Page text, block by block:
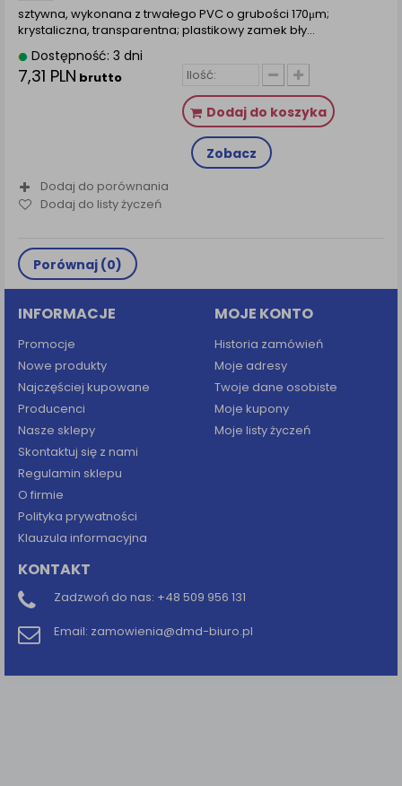
sztywna, wykonana z trwałego PVC o grubości 170μm;
krystaliczna, transparentna; plastikowy zamek bły...
Dostępność: 3 dni
7,31 PLN brutto
Dodaj do koszyka
Zobacz
Dodaj do porównania
Dodaj do listy życzeń
Porównaj (0)
INFORMACJE
Promocje
Nowe produkty
Najczęściej kupowane
Producenci
Nasze sklepy
Skontaktuj się z nami
Regulamin sklepu
O firmie
Polityka prywatności
Klauzula informacyjna
MOJE KONTO
Historia zamówień
Moje adresy
Twoje dane osobiste
Moje kupony
Moje listy życzeń
KONTAKT
Zadzwoń do nas: +48 509 956 131
Email: zamowienia@dmd-biuro.pl